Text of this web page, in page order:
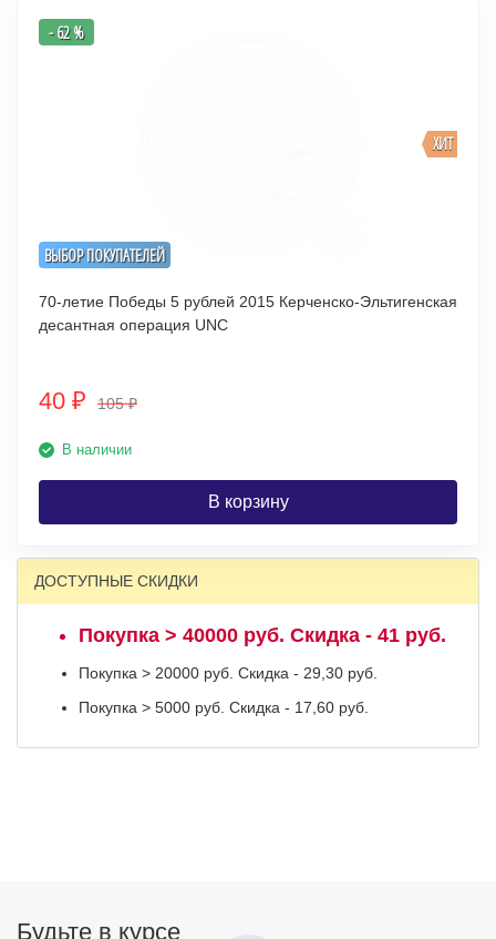
ВЫБОР ПОКУПАТЕЛЕЙ
ХИТ
- 62 %
70-летие Победы 5 рублей 2015 Керченско-Эльтигенская
десантная операция UNC
40 ₽ 105₽
В наличии
В корзину
ДОСТУПНЫЕ СКИДКИ
Покупка > 40000 руб. Скидка - 41 руб.
Покупка > 20000 руб. Скидка - 29,30 руб.
Покупка > 5000 руб. Скидка - 17,60 руб.
Будьте в курсе